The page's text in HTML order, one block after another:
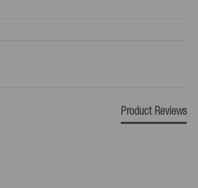
met onze algemene voorwaarden, mits
Product Reviews